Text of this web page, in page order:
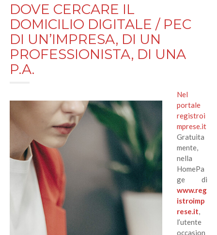
DOVE CERCARE IL
DOMICILIO DIGITALE / PEC
DI UN’IMPRESA, DI UN
PROFESSIONISTA, DI UNA
P.A.
Nel
portale
registroi
mprese.it
Gratuita
mente,
nella
HomePa
ge di
www.reg
istroimp
rese.it,
l’utente
occasion